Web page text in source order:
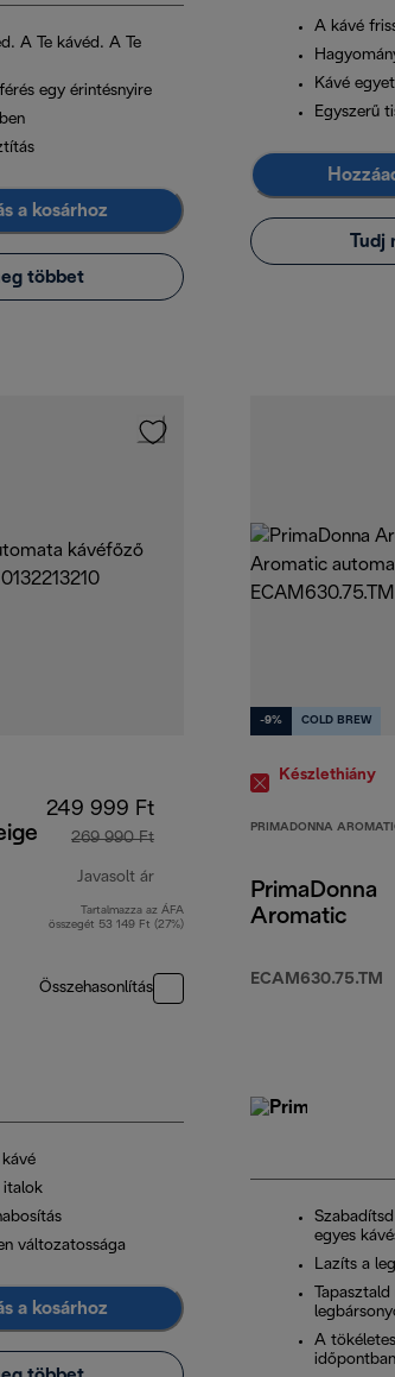
A Te kávéd. A Te
egy érintésnyire
a kosárhoz
többet
A kávé
Kávé
Egyszerű
249 999 Ft
269 990 Ft
Javasolt ár
eredeti ár 269 990 Ft
Tartalmazza az ÁFA
összegét 53 149 Ft (27%)
Összehasonlítás
italok
változatossága
a kosárhoz
-9% COLD BREW
Készlethiány
PRIMADONNA
PrimaDonna
Aromatic
ECAM630.75.TM
egyes
Lazíts a
A
időpontban